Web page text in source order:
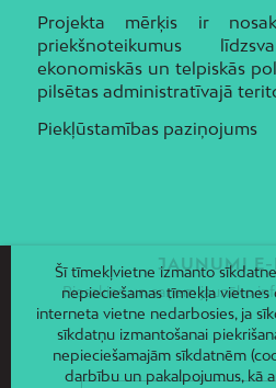
Projekta mērķis ir
priekšnoteikumus
ekonomiskās un telpiskās
pilsētas administratīvajā
Piekļūstamības paziņojums
JAUNUMI E-
Piesakies un saņem jaunāko
Šī tīmekļvietne izmanto
nepieciešamas tīmekļa
interneta vietne nedarbosies, ja
sīkdatņu izmantošanai
nepieciešamajām sīkdatnēm
darbību un pakalpojumus, kā